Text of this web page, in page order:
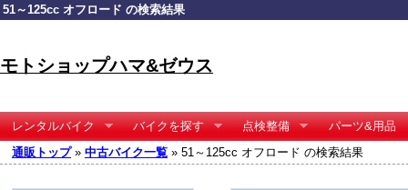
51～125cc オフロード の検索結果
モトショップハマ&ゼウス
レンタルバイク バイクを探す 点検整備
パーツ&用品
通販トップ» 中古バイク一覧 » 51～125cc オフロード の検索結果